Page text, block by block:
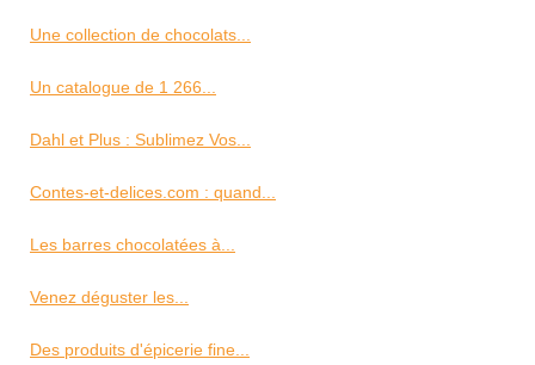
Une collection de chocolats...
Un catalogue de 1 266...
Dahl et Plus : Sublimez Vos...
Contes-et-delices.com : quand...
Les barres chocolatées à...
Venez déguster les...
Des produits d'épicerie fine...